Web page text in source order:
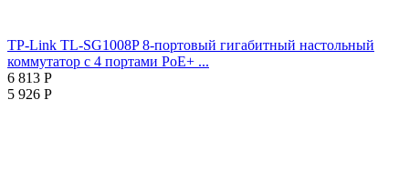
TP-Link TL-SG1008P 8-портовый гигабитный настольный
коммутатор с 4 портами PoE+ ...
6 813 Р
5 926 Р